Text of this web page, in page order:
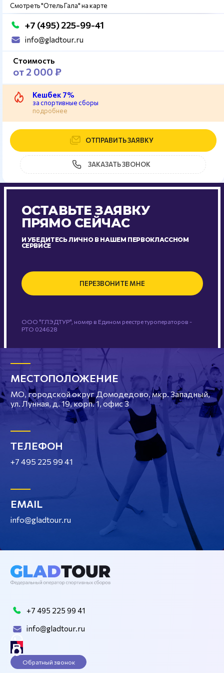
Смотреть "Отель Гала" на карте
+7 (495) 225-99-41
info@gladtour.ru
Стоимость
от 2 000 ₽
Кешбек 7%
за спортивные сборы
подробнее
ОТПРАВИТЬ ЗАЯВКУ
ЗАКАЗАТЬ ЗВОНОК
ОСТАВЬТЕ ЗАЯВКУ
ПРЯМО СЕЙЧАС
И УБЕДИТЕСЬ ЛИЧНО В НАШЕМ ПЕРВОКЛАССНОМ
СЕРВИСЕ
ПЕРЕЗВОНИТЕ МНЕ
ООО "ГЛЭДТУР", номер в Едином реестре туроператоров -
РТО 024628
МЕСТОПОЛОЖЕНИЕ
МО, городской округ Домодедово, мкр. Западный,
ул. Лунная, д. 19, корп. 1, офис 3
ТЕЛЕФОН
+7 495 225 99 41
EMAIL
info@gladtour.ru
+7 495 225 99 41
info@gladtour.ru
Обратный звонок